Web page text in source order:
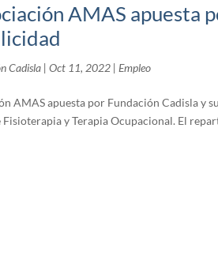
AMAS apuesta
Cadisla |Oct 11, 2022 | Empleo
AMAS apuesta por Fundación Cadisla
Fisioterapia y Terapia Ocupacional. El